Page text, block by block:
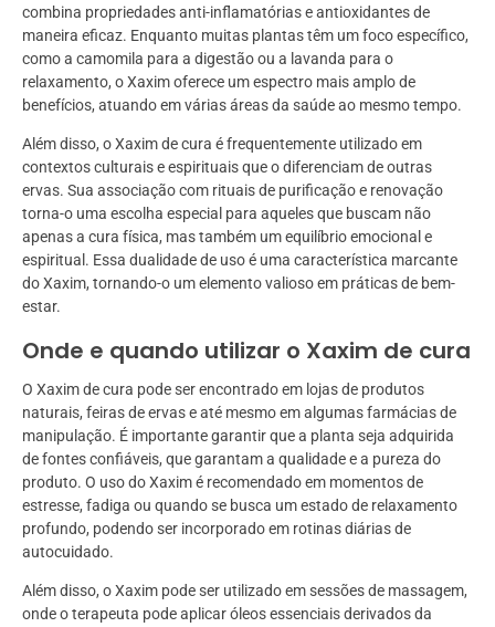
combina propriedades anti-inflamatórias e antioxidantes de
maneira eficaz. Enquanto muitas plantas têm um foco específico,
como a camomila para a digestão ou a lavanda para o
relaxamento, o Xaxim oferece um espectro mais amplo de
benefícios, atuando em várias áreas da saúde ao mesmo tempo.
Além disso, o Xaxim de cura é frequentemente utilizado em
contextos culturais e espirituais que o diferenciam de outras
ervas. Sua associação com rituais de purificação e renovação
torna-o uma escolha especial para aqueles que buscam não
apenas a cura física, mas também um equilíbrio emocional e
espiritual. Essa dualidade de uso é uma característica marcante
do Xaxim, tornando-o um elemento valioso em práticas de bem-
estar.
Onde e quando utilizar o Xaxim de cura
O Xaxim de cura pode ser encontrado em lojas de produtos
naturais, feiras de ervas e até mesmo em algumas farmácias de
manipulação. É importante garantir que a planta seja adquirida
de fontes confiáveis, que garantam a qualidade e a pureza do
produto. O uso do Xaxim é recomendado em momentos de
estresse, fadiga ou quando se busca um estado de relaxamento
profundo, podendo ser incorporado em rotinas diárias de
autocuidado.
Além disso, o Xaxim pode ser utilizado em sessões de massagem,
onde o terapeuta pode aplicar óleos essenciais derivados da